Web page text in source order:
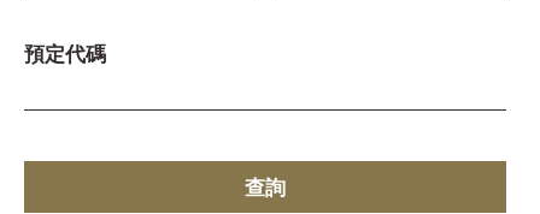
預定代碼
查詢